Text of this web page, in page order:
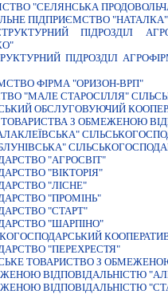
"СЕЛЯНСЬКА
ПIДПРИЄМСТВО "НАТАЛКА"
ПІДРОЗДІЛ
ПІДРОЗДІЛ
ФІРМА "ОРИЗОН-ВРП"
"МАЛЕ СТАРОСІЛЛЯ"
ОБСЛУГОВУЮЧИЙ
ТОВАРИСТВА З ОБМЕЖЕНОЮ
"АГРОСВIТ"
"ВIКТОРIЯ"
"ЛIСНЕ"
"ПРОМIНЬ"
"СТАРТ"
"ШАРПІНО"
"ПЕРЕХРЕСТЯ"
ТОВАРИСТВО З
ВIДПОВIДАЛЬНIСТЮ
ВIДПОВIДАЛЬНIСТЮ